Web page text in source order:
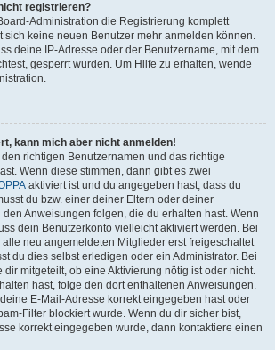
registrieren?
Administration die Registrierung komplett
sich keine neuen Benutzer mehr anmelden können.
deine IP-Adresse oder der Benutzername, mit dem
gesperrt wurden. Um Hilfe zu erhalten, wende
kann mich aber nicht anmelden!
richtigen Benutzernamen und das richtige
Wenn diese stimmen, dann gibt es zwei
aktiviert ist und du angegeben hast, dass du
du bzw. einer deiner Eltern oder deiner
Anweisungen folgen, die du erhalten hast. Wenn
dein Benutzerkonto vielleicht aktiviert werden. Bei
neu angemeldeten Mitglieder erst freigeschaltet
du dies selbst erledigen oder ein Administrator. Bei
mitgeteilt, ob eine Aktivierung nötig ist oder nicht.
hast, folge den dort enthaltenen Anweisungen.
E-Mail-Adresse korrekt eingegeben hast oder
Filter blockiert wurde. Wenn du dir sicher bist,
korrekt eingegeben wurde, dann kontaktiere einen